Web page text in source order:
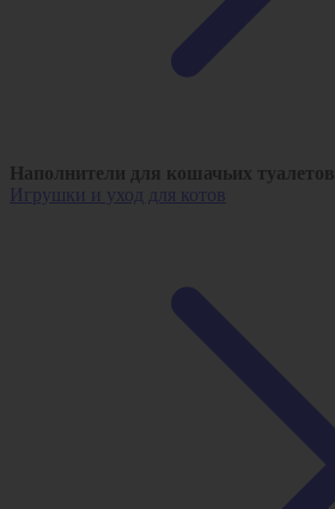
Наполнители для кошачьих туалетов
Игрушки и уход для котов